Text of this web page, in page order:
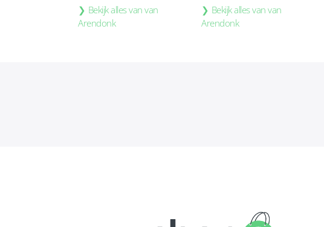
Bekijk alles van van
Arendonk
Bekijk alles van van
Arendonk